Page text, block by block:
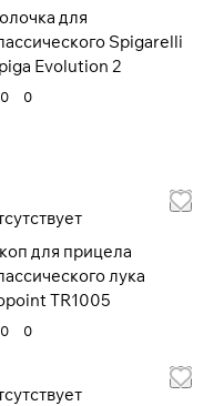
для
Spigarelli
Evolution 2
0 0
для прицела
лука
TR1005
0 0